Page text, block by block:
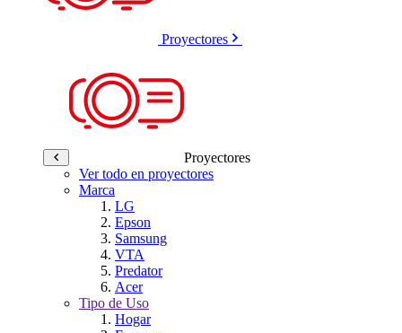
Proyectores
Proyectores
Ver todo en proyectores
Marca
LG
Epson
Samsung
VTA
Predator
Acer
Tipo de Uso
Hogar